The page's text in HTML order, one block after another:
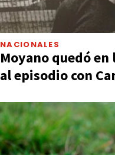
NACIONALES
Moyano quedó
al episodio con